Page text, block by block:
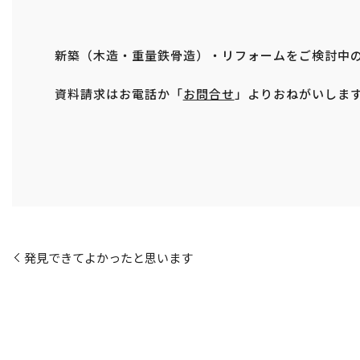
新築（木造・重量鉄骨造）・リフォームをご検討中
資料請求はお電話か「お問合せ 」よりおねがいしま
発見できてよかったと思います